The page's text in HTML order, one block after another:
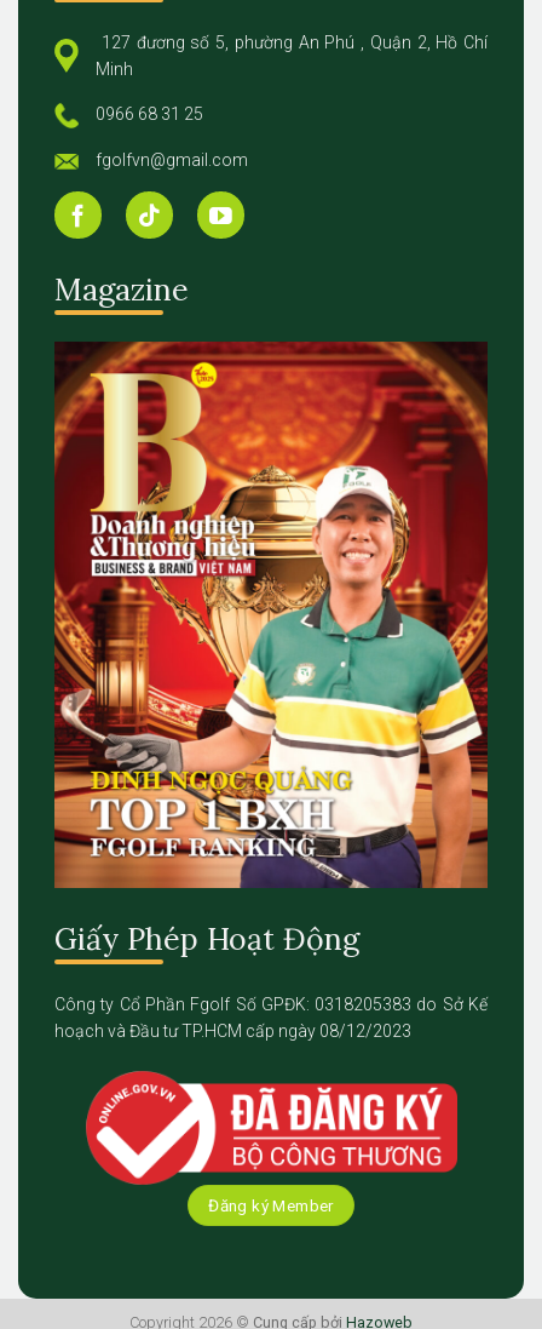
127 đương số 5, phường An Phú , Quận 2, Hồ Chí
Minh
0966 68 31 25
fgolfvn@gmail.com
Magazine
Giấy Phép Hoạt Động
Công ty Cổ Phần Fgolf Số GPĐK: 0318205383 do Sở Kế
hoạch và Đầu tư TP.HCM cấp ngày 08/12/2023
Đăng ký Member
Copyright 2026 © Cung cấp bởi Hazoweb